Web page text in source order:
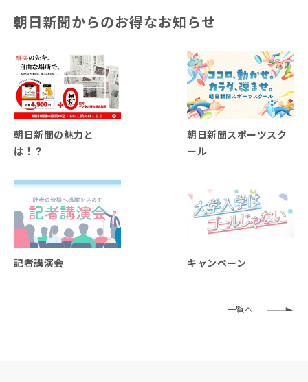
朝日新聞からのお得なお知らせ
朝日新聞の魅力と
は！？
朝日新聞スポーツスク
ール
記者講演会 キャンペーン
一覧へ